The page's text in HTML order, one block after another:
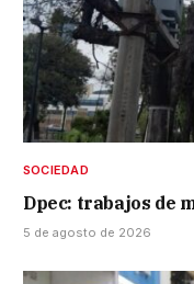
SOCIEDAD
Dpec: trabajos de
5 de agosto de 2026